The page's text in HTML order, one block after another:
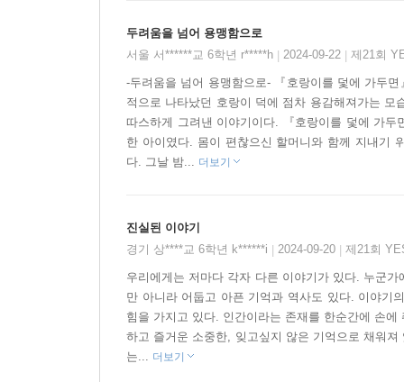
두려움을 넘어 용맹함으로
서울 서******교 6학년 r*****h
2024-09-22 제21회
-두려움을 넘어 용맹함으로- 『호랑이를 덫에 가두
적으로 나타났던 호랑이 덕에 점차 용감해져가는
따스하게 그려낸 이야기이다. 『호랑이를 덫에 가두
한 아이였다. 몸이 편찮으신 할머니와 함께 지내기
다. 그날 밤... 더보기
진실된 이야기
경기 상****교 6학년 k******i
2024-09-20 제21회
우리에게는 저마다 각자 다른 이야기가 있다. 누군
만 아니라 어둡고 아픈 기억과 역사도 있다. 이야기
힘을 가지고 있다. 인간이라는 존재를 한순간에 손
하고 즐거운 소중한, 잊고싶지 않은 기억으로 채워
는... 더보기